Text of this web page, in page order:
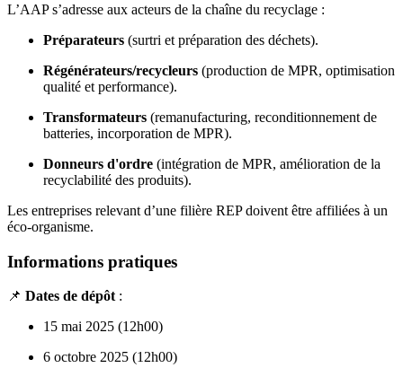
L’AAP s’adresse aux acteurs de la chaîne du recyclage :
Préparateurs (surtri et préparation des déchets).
Régénérateurs/recycleurs (production de MPR, optimisation
qualité et performance).
Transformateurs (remanufacturing, reconditionnement de
batteries, incorporation de MPR).
Donneurs d'ordre (intégration de MPR, amélioration de la
recyclabilité des produits).
Les entreprises relevant d’une filière REP doivent être affiliées à un
éco-organisme.
Informations pratiques
📌 Dates de dépôt :
15 mai 2025 (12h00)
6 octobre 2025 (12h00)